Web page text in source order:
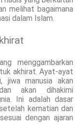
melihat bagaimana
dalam Islam.
menggambarkan
akhirat. Ayat-ayat
jiwa manusia akan
akan dihakimi
Ini adalah dasar
kematian dan
dengan ajaran